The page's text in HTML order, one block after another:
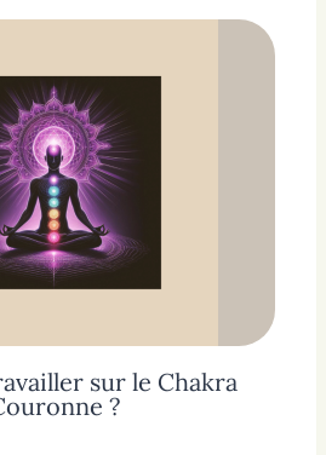
sur le Chakra
?